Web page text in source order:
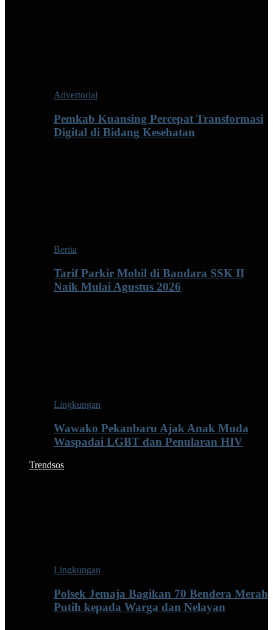
Advertorial
Pemkab Kuansing Percepat Transformasi
Digital di Bidang Kesehatan
Berita
Tarif Parkir Mobil di Bandara SSK II
Naik Mulai Agustus 2026
Lingkungan
Wawako Pekanbaru Ajak Anak Muda
Waspadai LGBT dan Penularan HIV
Trendsos
Lingkungan
Polsek Jemaja Bagikan 70 Bendera Merah
Putih kepada Warga dan Nelayan